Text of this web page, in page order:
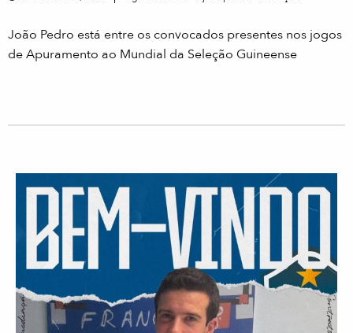
João Pedro está entre os convocados presentes nos jogos
de Apuramento ao Mundial da Seleção Guineense